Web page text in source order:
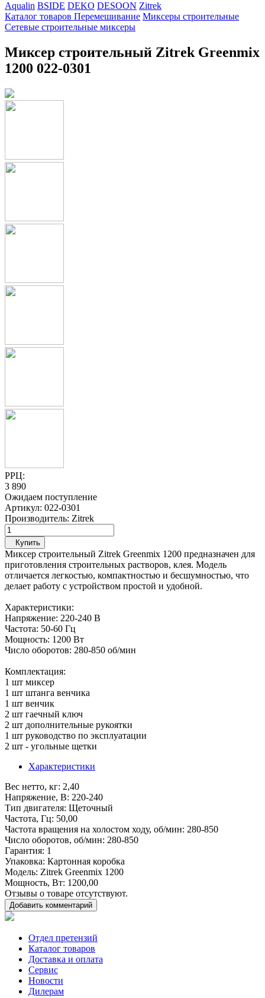
Aqualin BSIDE DEKO DESOON Zitrek
Каталог товаров Перемешивание Миксеры строительные
Сетевые строительные миксеры
Миксер строительный Zitrek Greenmix
1200 022-0301
РРЦ:
3 890
Ожидаем поступление
Артикул: 022-0301
Производитель: Zitrek
Купить
Миксер строительный Zitrek Greenmix 1200 предназначен для
приготовления строительных растворов, клея. Модель
отличается легкостью, компактностью и бесшумностью, что
делает работу с устройством простой и удобной.
Характеристики:
Напряжение: 220-240 В
Частота: 50-60 Гц
Мощность: 1200 Вт
Число оборотов: 280-850 об/мин
Комплектация:
1 шт миксер
1 шт штанга венчика
1 шт венчик
2 шт гаечный ключ
2 шт дополнительные рукоятки
1 шт руководство по эксплуатации
2 шт - угольные щетки
Характеристики
Вес нетто, кг: 2,40
Напряжение, В: 220-240
Тип двигателя: Щеточный
Частота, Гц: 50,00
Частота вращения на холостом ходу, об/мин: 280-850
Число оборотов, об/мин: 280-850
Гарантия: 1
Упаковка: Картонная коробка
Модель: Zitrek Greenmix 1200
Мощность, Вт: 1200,00
Отзывы о товаре отсутствуют.
Добавить комментарий
Отдел претензий
Каталог товаров
Доставка и оплата
Сервис
Новости
Дилерам